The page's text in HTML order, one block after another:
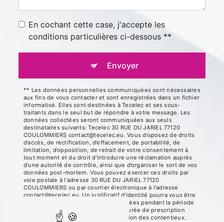
En cochant cette case, j'accepte les
conditions particulières ci-dessous **
Envoyer
** Les données personnelles communiquées sont nécessaires
aux fins de vous contacter et sont enregistrées dans un fichier
informatisé. Elles sont destinées à Tecelec et ses sous-
traitants dans le seul but de répondre à votre message. Les
données collectées seront communiquées aux seuls
destinataires suivants: Tecelec 30 RUE DU JARIEL 77120
COULOMMIERS contact@tecelec.eu. Vous disposez de droits
d’accès, de rectification, d’effacement, de portabilité, de
limitation, d’opposition, de retrait de votre consentement à
tout moment et du droit d’introduire une réclamation auprès
d’une autorité de contrôle, ainsi que d’organiser le sort de vos
données post-mortem. Vous pouvez exercer ces droits par
voie postale à l'adresse 30 RUE DU JARIEL 77120
COULOMMIERS ou par courrier électronique à l'adresse
contact@tecelec.eu. Un justificatif d'identité pourra vous être
demandé. Nous conservons vos données pendant la période
de prise de contact puis pendant la durée de prescription
légale aux fins probatoires et de gestion des contentieux.